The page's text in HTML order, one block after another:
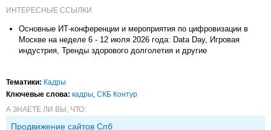
ИНТЕРЕСНЫЕ ССЫЛКИ
Основные ИТ-конференции и мероприятия по цифровизации в
Москве на неделе 6 - 12 июля 2026 года: Data Day, Игровая
индустрия, Тренды здорового долголетия и другие
Тематики: Кадры
Ключевые слова: кадры, СКБ Контур
А ЗНАЕТЕ ЛИ ВЫ, ЧТО:
Продвижение сайтов Спб